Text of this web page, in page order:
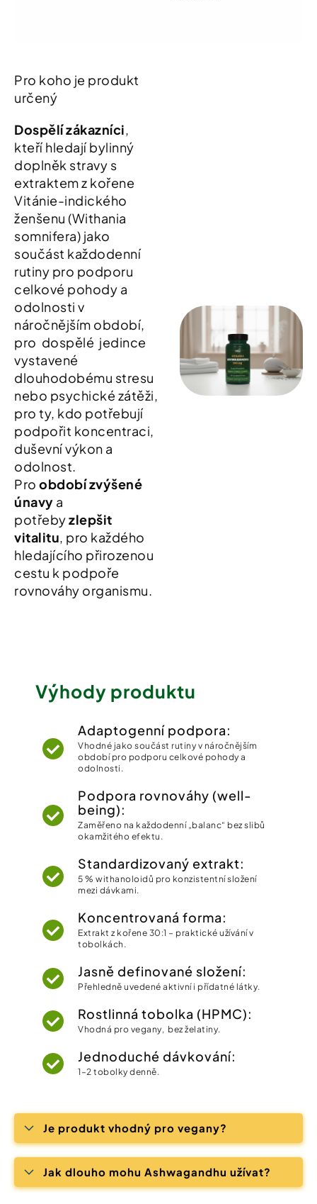
Pro koho je produkt
určený
Dospělí zákazníci
kteří hledají bylinný
doplněk stravy s
extraktem z kořene
Vitánie-indického
ženšenu (Withania
somnifera) jako
součást každodenní
rutiny pro podporu
celkové pohody a
odolnosti v
náročnějším období,
pro dospělé jedince
vystavené
dlouhodobému stresu
nebo psychické zátěži,
pro ty, kdo potřebují
podpořit koncentraci,
duševní výkon a
odolnost.
Pro období zvýšené
únavy a
potřebyzlepšit
vitalitu , pro každého
hledajícího přirozenou
cestu k podpoře
rovnováhy organismu.
Výhody produktu
Adaptogenní podpora:
Vhodné jako součást rutiny v náročnějším
období pro podporu celkové pohody a
odolnosti.
Podpora rovnováhy (well-
being):
Zaměřeno na každodenní „balanc“ bez slibů
okamžitého efektu.
Standardizovaný extrakt:
5 % withanoloidů pro konzistentní složení
mezi dávkami.
Koncentrovaná forma:
Extrakt z kořene 30:1 – praktické užívání v
tobolkách.
Jasně definované složení:
Přehledně uvedené aktivní i přídatné látky.
Rostlinná tobolka (HPMC):
Vhodná pro vegany, bez želatiny.
Jednoduché dávkování:
1–2 tobolky denně.
Je produkt vhodný pro vegany?
Jak dlouho mohu Ashwagandhu užívat?